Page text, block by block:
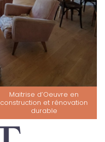
Maitrise d’Oeuvre en
construction et rénovation
durable